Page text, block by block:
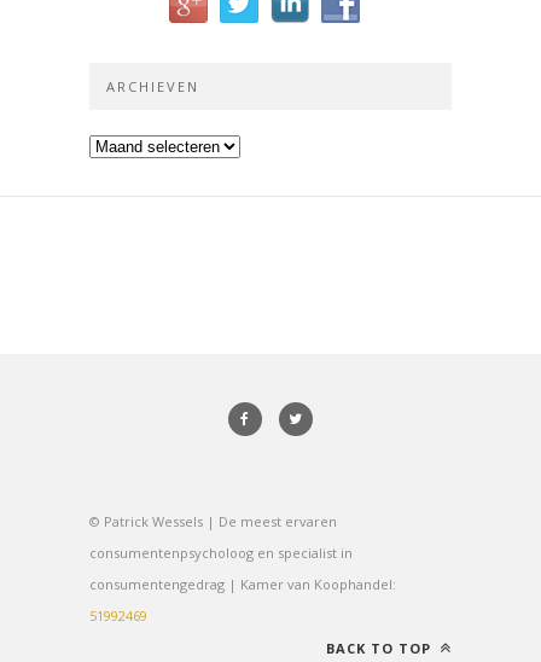
ARCHIEVEN
Archieven
© Patrick Wessels | De meest ervaren
consumentenpsycholoog en specialist in
consumentengedrag | Kamer van Koophandel:
51992469
BACK TO TOP